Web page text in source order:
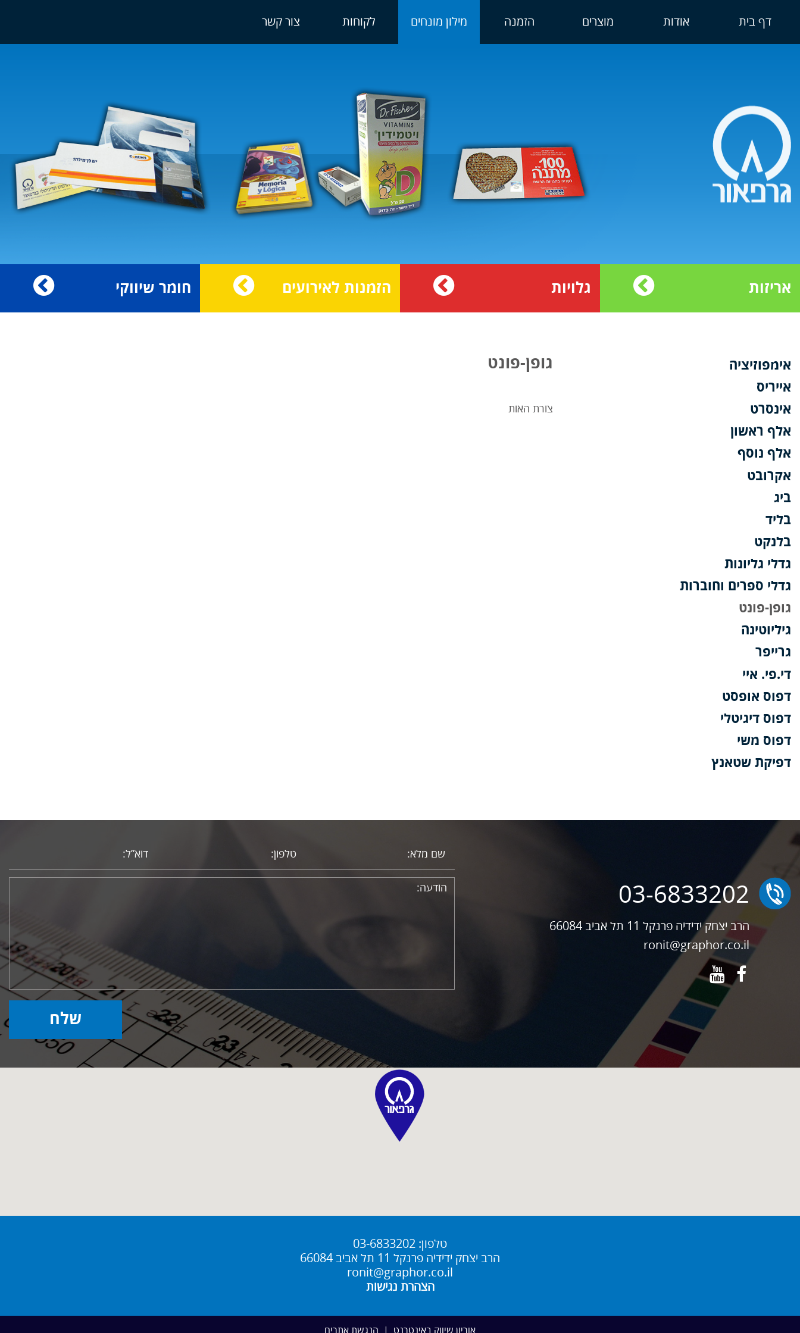
דף בית אודות מוצרים הזמנה מילון מונחים לקוחות צור קשר
אריזות גלויות הזמנות לאירועים חומר שיווקי
אימפוזיציה
אייריס
אינסרט
אלף ראשון
אלף נוסף
אקרובט
ביג
בליד
בלנקט
גדלי גליונות
גדלי ספרים וחוברות
גופן-פונט
גיליוטינה
גרייפר
די.פי. איי
דפוס אופסט
דפוס דיגיטלי
דפוס משי
דפיקת שטאנץ
גופן-פונט
צורת האות
03-6833202
הרב יצחק ידידיה פרנקל 11 תל אביב 66084
ronit@graphor.co.il
טלפון: 03-6833202
הרב יצחק ידידיה פרנקל 11 תל אביב 66084
ronit@graphor.co.il
הצהרת נגישות
אוריון שיווק באינטרנט | הנגשת אתרים